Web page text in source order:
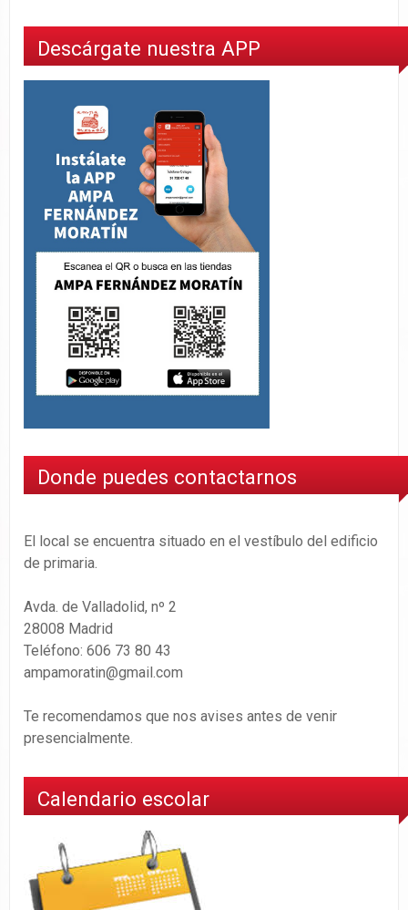
Descárgate nuestra APP
Donde puedes contactarnos
El local se encuentra situado en el vestíbulo del edificio
de primaria.
Avda. de Valladolid, nº 2
28008 Madrid
Teléfono: 606 73 80 43
ampamoratin@gmail.com
Te recomendamos que nos avises antes de venir
presencialmente.
Calendario escolar